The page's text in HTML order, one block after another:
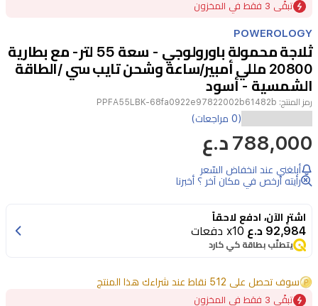
4
تبقًى 3 فقط في المخزون
POWEROLOGY
ثلاجة محمولة باورولوجي - سعة 55 لتر- مع بطارية
20800 مللي أمبير/ساعة وشحن تايب سي /الطاقة
الشمسية - أسود
رمز المنتج: PPFA55LBK-68fa0922e97822002b61482b
السعة:
٥٥
لترًا
البطارية:
٢٠٨٠٠
أمبير/
(0 مراجعات)
788,000 د.ع
أبلغني عند انخفاض السّعر
رأيته أرخص في مكان آخر ؟ أخبرنا
اشترِ الآن، ادفع لاحقاً
92,984 د.ع x10 دفعات
يتطلّب بطاقة كي كارد
سوف تحصل على 512 نقاط عند شراءك هذا المنتج
تبقًى 3 فقط في المخزون